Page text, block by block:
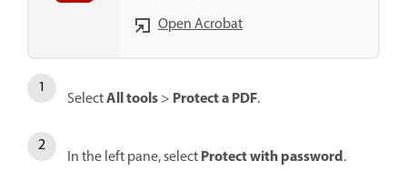
Open Acrobat
SelectAll tools> Protect a PDF.
In the left pane, selectProtect with password.